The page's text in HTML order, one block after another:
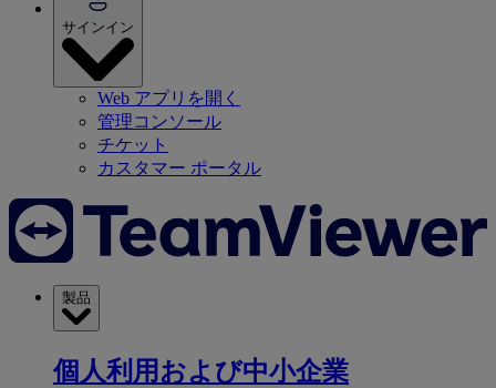
サインイン
Web アプリを開く
管理コンソール
チケット
カスタマー ポータル
製品
個人利用および中小企業